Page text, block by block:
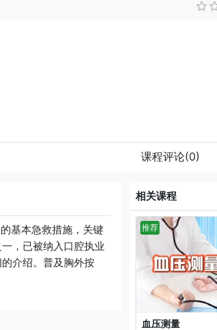
课程评论(0)
基本急救措施，关键
，已被纳入口腔执业
介绍。普及胸外按
相关课程
推荐
血压测量